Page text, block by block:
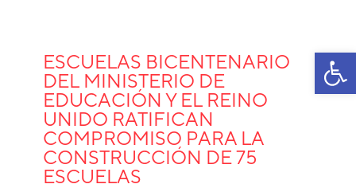
ESCUELAS BICENTENARIO
DEL MINISTERIO DE
EDUCACIÓN Y EL REINO
UNIDO RATIFICAN
COMPROMISO PARA LA
CONSTRUCCIÓN DE 75
ESCUELAS